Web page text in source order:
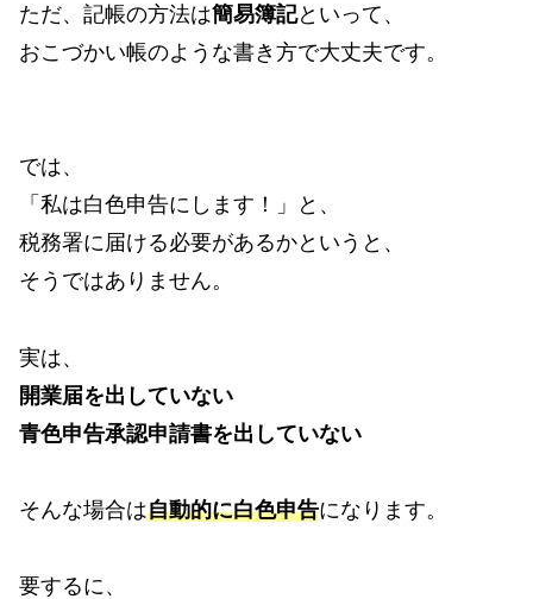
ただ、記帳の方法は簡易簿記といって、
おこづかい帳のような書き方で大丈夫です。
では、
「私は白色申告にします！」と、
税務署に届ける必要があるかというと、
そうではありません。
実は、
開業届を出していない
青色申告承認申請書を出していない
そんな場合は自動的に白色申告になります。
要するに、